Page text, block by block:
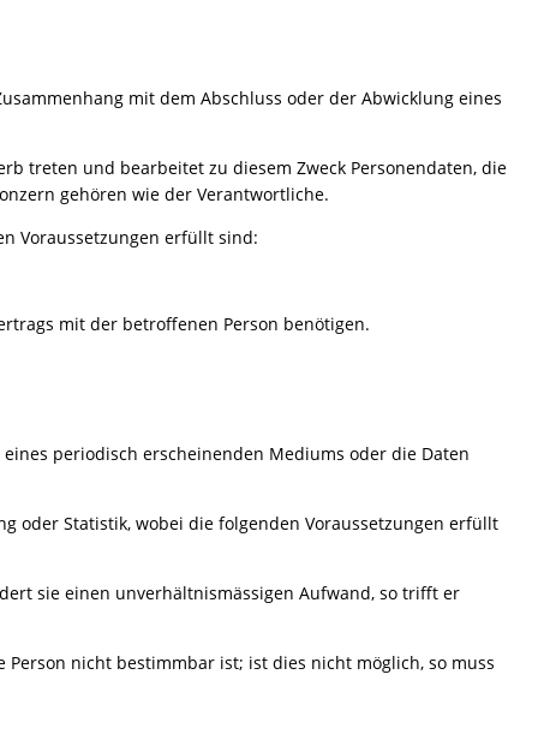
mit dem Abschluss oder der Abwicklung eines
treten und bearbeitet zu diesem Zweck Personendaten, die
gehören wie der Verantwortliche.
Voraussetzungen erfüllt sind:
mit der betroffenen Person benötigen.
periodisch erscheinenden Mediums oder die Daten
oder Statistik, wobei die folgenden Voraussetzungen erfüllt
sie einen unverhältnismässigen Aufwand, so trifft er
nicht bestimmbar ist; ist dies nicht möglich, so muss